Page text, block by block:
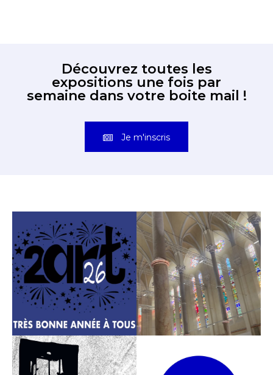
Découvrez toutes les
expositions une fois par
semaine dans votre boite mail !
Je m'inscris